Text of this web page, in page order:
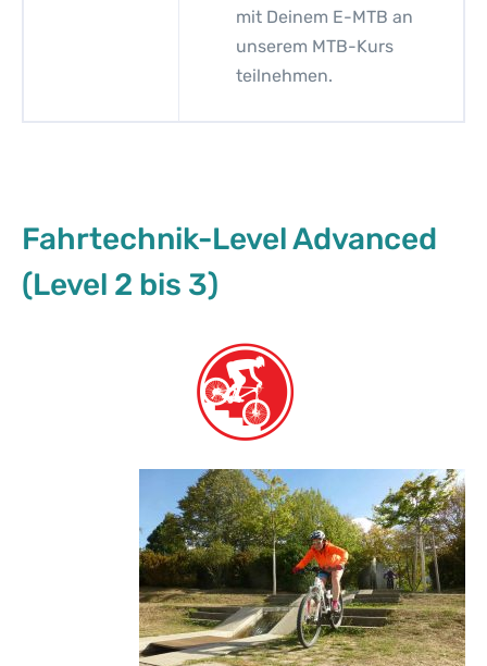
mit Deinem E-MTB an
unserem MTB-Kurs
teilnehmen.
Fahrtechnik-Level Advanced
(Level 2 bis 3)